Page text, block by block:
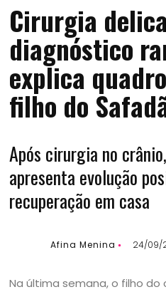
Cirurgia
diagnóstico
explica
filho do
Após cirurgia no
apresenta evolução
recuperação em casa
Afina Menina 24/09/
Na última semana, o filho